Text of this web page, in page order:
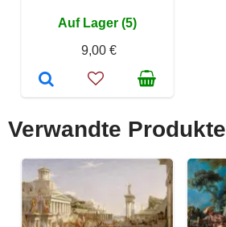
Auf Lager (5)
9,00 €
Verwandte Produkte